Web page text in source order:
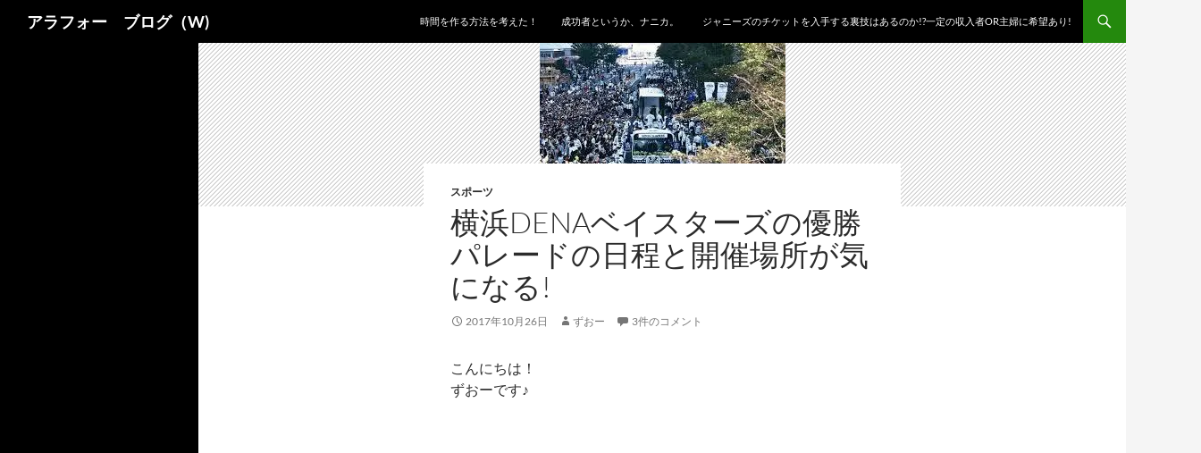
アラフォー ブログ（W) 時間を作る方法を考えた！ 成功者というか、ナニカ。 ジャニーズのチケットを入手する裏技はあるのか!?一定の収入者OR主婦に希望あり!
スポーツ
横浜DENAベイスターズの優勝
パレードの日程と開催場所が気
になる!
2017年10月26日 ずおー 3件のコメント
こんにちは！
ずおーです♪